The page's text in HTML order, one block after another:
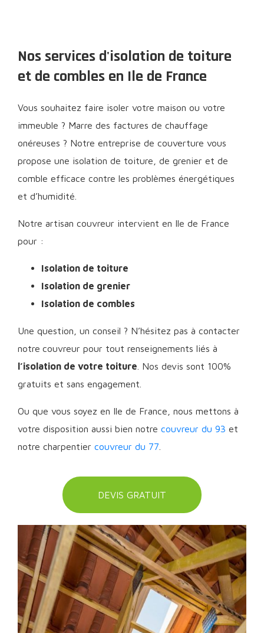
Nos services d'isolation de toiture
et de combles en Ile de France
Vous souhaitez faire isoler votre maison ou votre
immeuble ? Marre des factures de chauffage
onéreuses ? Notre entreprise de couverture vous
propose une isolation de toiture, de grenier et de
comble efficace contre les problèmes énergétiques
et d’humidité.
Notre artisan couvreur intervient en Ile de France
pour :
Isolation de toiture
Isolation de grenier
Isolation de combles
Une question, un conseil ? N’hésitez pas à contacter
notre couvreur pour tout renseignements liés à
l’isolation de votre toiture . Nos devis sont 100%
gratuits et sans engagement.
Ou que vous soyez en Ile de France, nous mettons à
votre disposition aussi bien notre couvreur du 93 et
notre charpentier couvreur du 77
DEVIS GRATUIT